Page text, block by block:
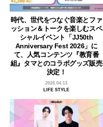
時代、世代をつなぐ音楽とファ
ッション＆トークを楽しむスペ
シャルイベント「JJ50th
Anniversary Fest 2026」に
て、人気コンテンツ『教育番
組』タマとのコラボグッズ販売
決定！
2026.04.13
LIFE STYLE